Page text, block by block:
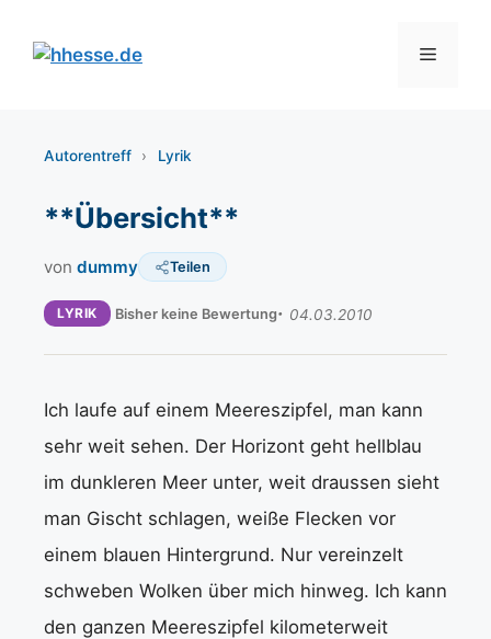
Inhalt
springen
Menü
Autorentreff › Lyrik
**Übersicht**
von dummy Teilen
LYRIK Bisher keine Bewertung 04.03.2010
Ich laufe auf einem Meereszipfel, man kann
sehr weit sehen. Der Horizont geht hellblau
im dunkleren Meer unter, weit draussen sieht
man Gischt schlagen, weiße Flecken vor
einem blauen Hintergrund. Nur vereinzelt
schweben Wolken über mich hinweg. Ich kann
den ganzen Meereszipfel kilometerweit